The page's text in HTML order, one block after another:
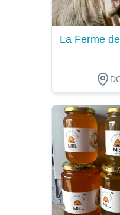
La Ferme
Dégustation